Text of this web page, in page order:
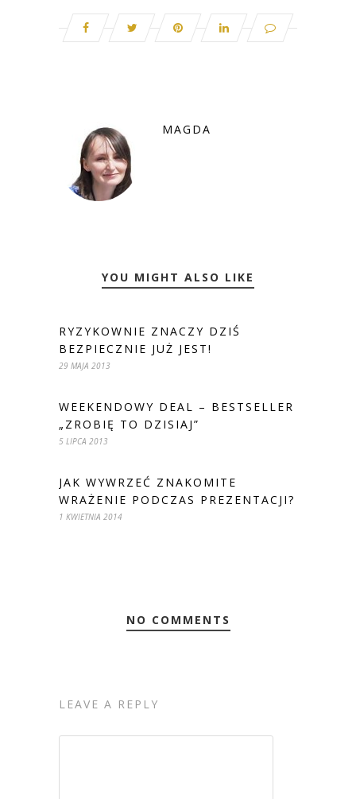
MAGDA
YOU MIGHT ALSO LIKE
RYZYKOWNIE ZNACZY DZIŚ
BEZPIECZNIE JUŻ JEST!
29 MAJA 2013
WEEKENDOWY DEAL – BESTSELLER
„ZROBIĘ TO DZISIAJ”
5 LIPCA 2013
JAK WYWRZEĆ ZNAKOMITE
WRAŻENIE PODCZAS PREZENTACJI?
1 KWIETNIA 2014
NO COMMENTS
LEAVE A REPLY